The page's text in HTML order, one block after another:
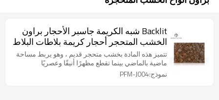
Backlit شبه الكريمة جاسبر الأحجار براون
الخشب المتحجر أحجار كريمة بلاطات البلاط
تتميز هذه المادة بخشب متحجر قديم ، وهو يربط مساحة
ماضية بالماضي بينما تقطع مظهرًا أنيقًا وعصريًا
نموذج:PFM-J004